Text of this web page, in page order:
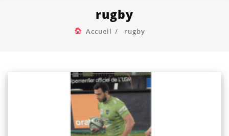
rugby
Accueil rugby